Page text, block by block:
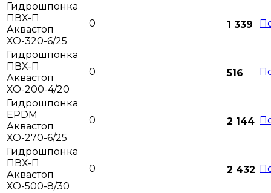
Гидрошпонка
ПВХ-П
Аквастоп
ХО-320-6/25
0 1 339
Гидрошпонка
ПВХ-П
Аквастоп
ХО-200-4/20
0 516
Гидрошпонка
EPDM
Аквастоп
ХО-270-6/25
0 2 144
Гидрошпонка
ПВХ-П
Аквастоп
ХО-500-8/30
0 2 432